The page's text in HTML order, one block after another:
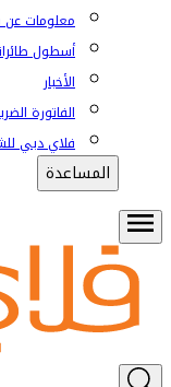
معلومات عن
أسطول
الأخبار
الفاتورة
فلاي دبي
المساعدة